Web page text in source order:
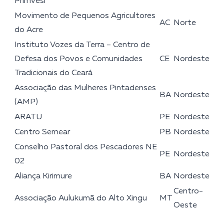
Movimento de Pequenos Agricultores
do Acre
AC Norte
Instituto Vozes da Terra – Centro de
Defesa dos Povos e Comunidades
Tradicionais do Ceará
CE Nordeste
Associação das Mulheres Pintadenses
(AMP)
BA Nordeste
ARATU PE
Nordeste
Centro Semear
PB Nordeste
Conselho Pastoral dos Pescadores NE
02
PE Nordeste
Aliança Kirimure BA Nordeste
Associação Aulukumã do Alto Xingu MT
Centro-
Oeste